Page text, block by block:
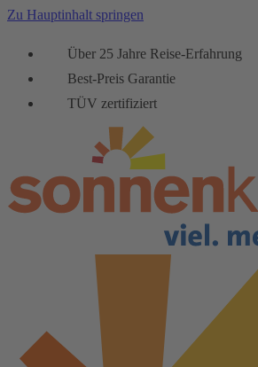
Zu Hauptinhalt springen
Über 25 Jahre Reise-Erfahrung
Best-Preis Garantie
TÜV zertifiziert